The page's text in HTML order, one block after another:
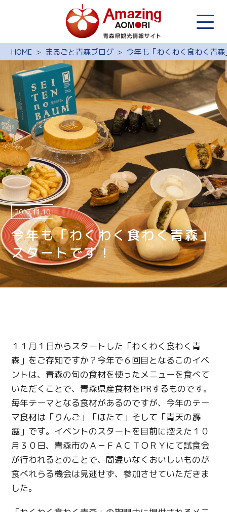
HOME まるごと青森ブログ 今年も「わくわく食わく青
今年も「わくわく食わく青森」
スタートです！
2017.11.10
１１月１日からスタートした「わくわく食わく青
森」をご存知ですか？今年で６回目となるこのイベ
ントは、青森の旬の食材を使ったメニューを食べて
いただくことで、青森県産食材をPRするものです。
毎年テーマとなる食材があるのですが、今年のテー
マ食材は「りんご」「ほたて」そして「青天の霹
靂」です。イベントのスタートを目前に控えた１０
月３０日、青森市のＡ－ＦＡＣＴＯＲＹにて試食会
が行われるとのことで、間違いなくおいしいものが
食べれらる機会は見逃せず、参加させていただきま
した。